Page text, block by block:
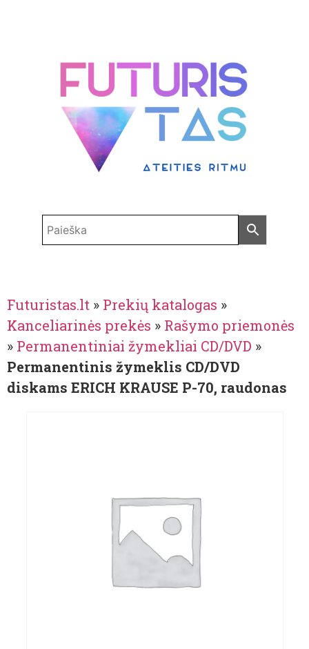
Futuristas.lt » Prekių katalogas »
Kanceliarinės prekės » Rašymo priemonės
» Permanentiniai žymekliai CD/DVD »
Permanentinis žymeklis CD/DVD
diskams ERICH KRAUSE P-70, raudonas